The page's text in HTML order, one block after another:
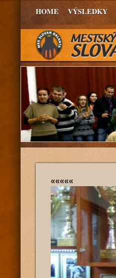
HOME VÝSLEDKY
«««««